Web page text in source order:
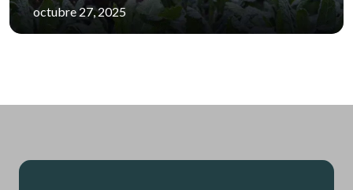
octubre 27, 2025